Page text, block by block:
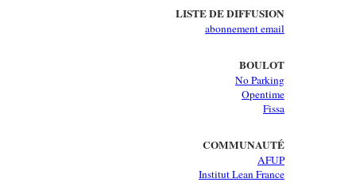
LISTE DE DIFFUSION
abonnement email
BOULOT
No Parking
Opentime
Fissa
COMMUNAUTÉ
AFUP
Institut Lean France